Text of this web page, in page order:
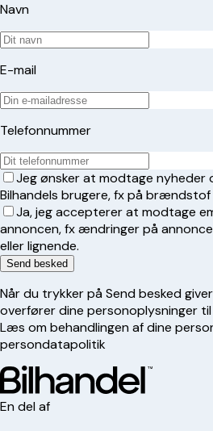
Navn
E-mail
Telefonnummer
Jeg ønsker at modtage
Bilhandels brugere, fx på
Ja, jeg accepterer at modtage
annoncen, fx ændringer på
eller lignende.
Send besked
Når du trykker på Send besked
overfører dine personoplysninger
Læs om behandlingen af dine
persondatapolitik
En del af